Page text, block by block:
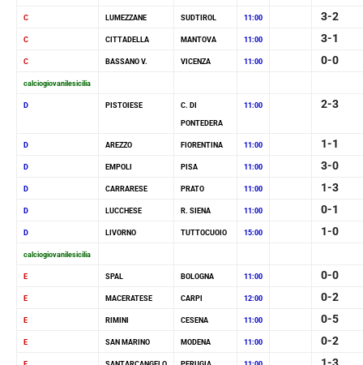
C LUMEZZANE SUDTIROL 11:00 3-2
C CITTADELLA MANTOVA 11:00 3-1
C BASSANO V. VICENZA 11:00 0-0
calciogiovanilesicilia
D PISTOIESE C. DI
PONTEDERA
11:00 2-3
D AREZZO FIORENTINA 11:00 1-1
D EMPOLI PISA 11:00 3-0
D CARRARESE PRATO 11:00 1-3
D LUCCHESE R. SIENA 11:00 0-1
D LIVORNO TUTTOCUOIO 15:00 1-0
calciogiovanilesicilia
E SPAL BOLOGNA 11:00 0-0
E MACERATESE CARPI 12:00 0-2
E RIMINI CESENA 11:00 0-5
E SAN MARINO MODENA 11:00 0-2